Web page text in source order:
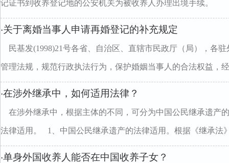
记证书到收养登记地的公安机关为被收养人办理出境手续。
·关于离婚当事人申请再婚登记的补充规定
民基发(1998)21号各省、自治区、直辖市民政厅（局），
管理法规，规范行政执法行为，保护婚姻当事人的合法权益，
·在涉外继承中，如何适用法律？
在涉外继承中，根据主体的不同，可分为中国公民继承遗产
法律适用。 1、中国公民继承遗产的法律适用。根据《继承法
·单身外国收养人能否在中国收养子女？